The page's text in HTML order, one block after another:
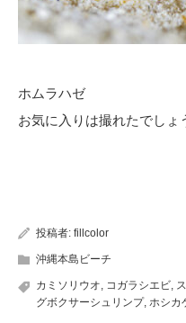
ホムラハゼ
お気に入りは撮れたでしょ
投稿者: fillcolor
沖縄本島ビーチ
カミソリウオ コガラシエビ
グボクサーシュリンプ, ホシカ